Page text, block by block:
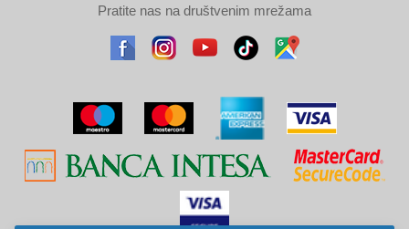
Pratite nas na društvenim mrežama